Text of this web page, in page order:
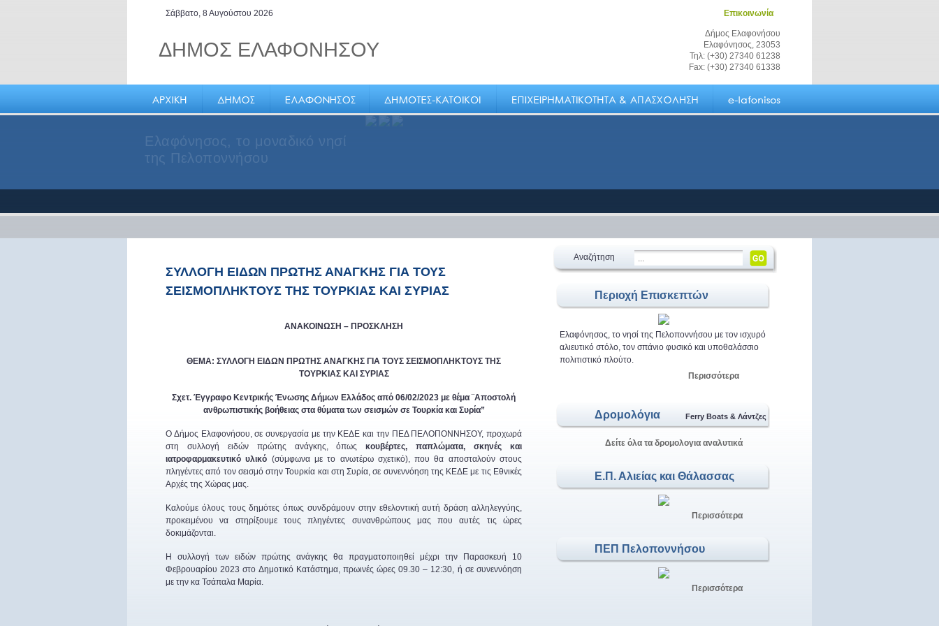
Σάββατο, 8 Αυγούστου 2026 Επικοινωνία
ΔΗΜΟΣ ΕΛΑΦΟΝΗΣΟΥ
Δήμος Ελαφονήσου
Ελαφόνησος, 23053
Τηλ: (+30) 27340 61238
Fax: (+30) 27340 61338
Ελαφόνησος, το μοναδικό νησί
της Πελοποννήσου
ΣΥΛΛΟΓΗ ΕΙΔΩΝ ΠΡΩΤΗΣ ΑΝΑΓΚΗΣ ΓΙΑ ΤΟΥΣ
ΣΕΙΣΜΟΠΛΗΚΤΟΥΣ ΤΗΣ ΤΟΥΡΚΙΑΣ ΚΑΙ ΣΥΡΙΑΣ
ΑΝΑΚΟΙΝΩΣΗ – ΠΡΟΣΚΛΗΣΗ
ΘΕΜΑ: ΣΥΛΛΟΓΗ ΕΙΔΩΝ ΠΡΩΤΗΣ ΑΝΑΓΚΗΣ ΓΙΑ ΤΟΥΣ ΣΕΙΣΜΟΠΛΗΚΤΟΥΣ ΤΗΣ
ΤΟΥΡΚΙΑΣ ΚΑΙ ΣΥΡΙΑΣ
Σχετ. Έγγραφο Κεντρικής Ένωσης Δήμων Ελλάδος από 06/02/2023 με θέμα ¨Αποστολή
ανθρωπιστικής βοήθειας στα θύματα των σεισμών σε Τουρκία και Συρία”
Ο Δήμος Ελαφονήσου, σε συνεργασία με την ΚΕΔΕ και την ΠΕΔ ΠΕΛΟΠΟΝΝΗΣΟΥ, προχωρά
στη συλλογή ειδών πρώτης ανάγκης, όπωςκουβέρτες, παπλώματα, σκηνές και
ιατροφαρμακευτικό υλικό (σύμφωνα με το ανωτέρω σχετικό), που θα αποσταλούν στους
πληγέντες από τον σεισμό στην Τουρκία και στη Συρία, σε συνεννόηση της ΚΕΔΕ με τις Εθνικές
Αρχές της Χώρας μας.
Καλούμε όλους τους δημότες όπως συνδράμουν στην εθελοντική αυτή δράση αλληλεγγύης,
προκειμένου να στηρίξουμε τους πληγέντες συνανθρώπους μας που αυτές τις ώρες
δοκιμάζονται.
Η συλλογή των ειδών πρώτης ανάγκης θα πραγματοποιηθεί μέχρι την Παρασκευή 10
Φεβρουαρίου 2023 στο Δημοτικό Κατάστημα, πρωινές ώρες 09.30 – 12:30, ή σε συνεννόηση
με την κα Τσάπαλα Μαρία.
Αναζήτηση
Περιοχή Επισκεπτών
Ελαφόνησος, το νησί της Πελοποννήσου με τον ισχυρό
αλιευτικό στόλο, τον σπάνιο φυσικό και υποθαλάσσιο
πολιτιστικό πλούτο.
Περισσότερα
Δρομολόγια Ferry Boats & Λάντζες
Δείτε όλα τα δρομολογια αναλυτικά
Ε.Π. Αλιείας και Θάλασσας
Περισσότερα
ΠΕΠ Πελοποννήσου
Περισσότερα